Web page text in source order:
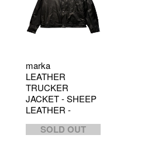
marka
LEATHER
TRUCKER
JACKET - SHEEP
LEATHER -
SOLD OUT